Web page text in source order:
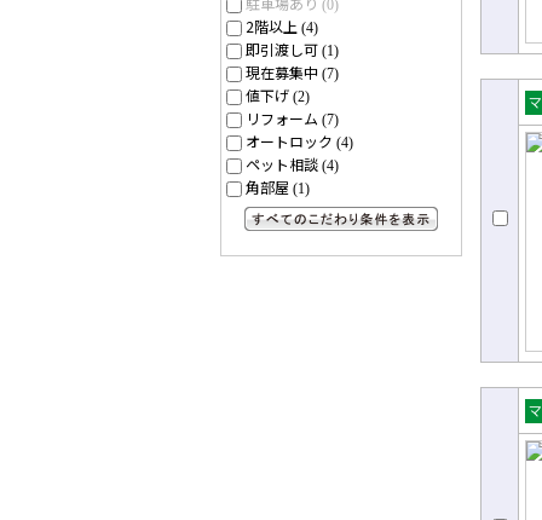
(0)
2階以上 (4)
即引渡し可 (1)
現在募集中 (7)
値下げ (2)
リフォーム (7)
オートロック (4)
ペット相談 (4)
角部屋 (1)